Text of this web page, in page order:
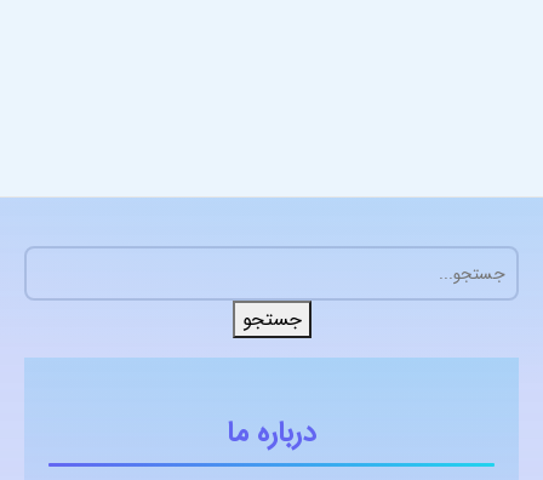
جستجو
درباره ما